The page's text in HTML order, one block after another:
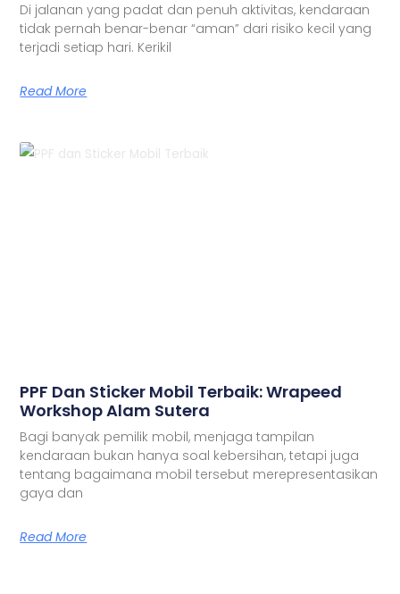
Di jalanan yang padat dan penuh aktivitas, kendaraan
tidak pernah benar-benar “aman” dari risiko kecil yang
terjadi setiap hari. Kerikil
Read More
PPF Dan Sticker Mobil Terbaik: Wrapeed
Workshop Alam Sutera
Bagi banyak pemilik mobil, menjaga tampilan
kendaraan bukan hanya soal kebersihan, tetapi juga
tentang bagaimana mobil tersebut merepresentasikan
gaya dan
Read More